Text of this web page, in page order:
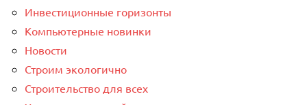
Инвестиционные горизонты
Компьютерные новинки
Новости
Строим экологично
Строительство для всех